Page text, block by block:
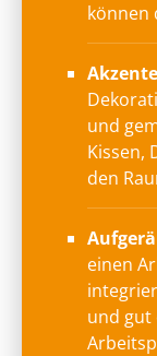
können
und
Kissen,
den
einen
und gut